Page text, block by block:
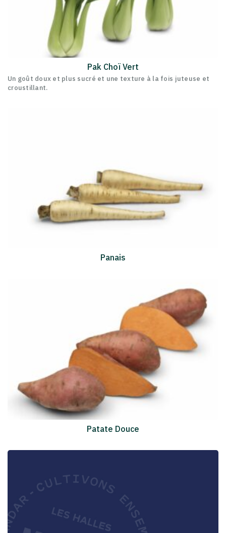
Pak Choï Vert
Un goût doux et plus sucré et une texture à la fois juteuse et
croustillant.
Panais
Patate Douce